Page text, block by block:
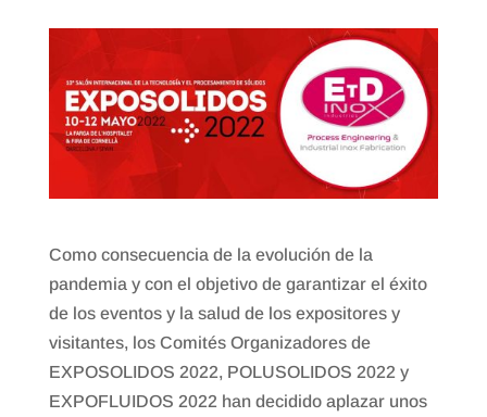
Como consecuencia de la evolución de la
pandemia y con el objetivo de garantizar el éxito
de los eventos y la salud de los expositores y
visitantes, los Comités Organizadores de
EXPOSOLIDOS 2022, POLUSOLIDOS 2022 y
EXPOFLUIDOS 2022 han decidido aplazar unos